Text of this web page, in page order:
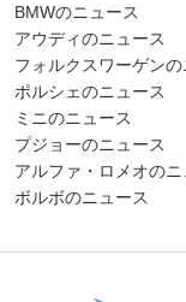
BMWのニュース
アウディのニュース
フォルクスワーゲンの
ポルシェのニュース
ミニのニュース
プジョーのニュース
アルファ・ロメオのニ
ボルボのニュース